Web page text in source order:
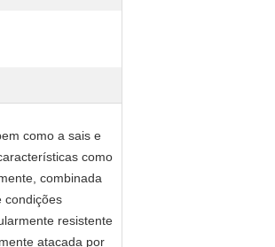
como a sais e
como
combinada
condições
resistente
atacada por